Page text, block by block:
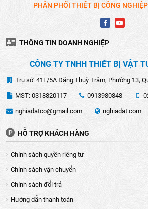
PHÂN PHỐI THIẾT BỊ CÔNG
THÔNG TIN DOANH NGHIỆP
CÔNG TY TNHH THIẾT BỊ VẬT
Trụ sở: 41F/5A Đặng Thuỳ Trâm, Phường 13,
MST: 0318820117 0913980848
nghiadatco@gmail.com nghiadat.com
HỖ TRỢ KHÁCH HÀNG
Chính sách quyền riêng tư
Chính sách vận chuyển
Chính sách đổi trả
Hướng dẫn thanh toán